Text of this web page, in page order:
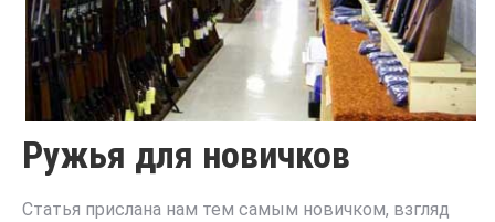
Ружья для новичков
Статья прислана нам тем самым новичком, взгляд